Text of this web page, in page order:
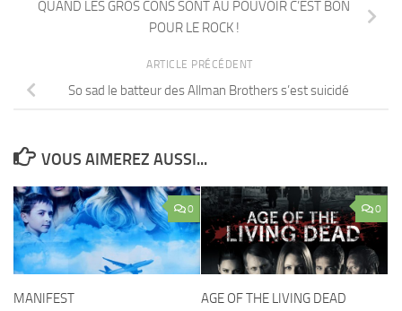
QUAND LES GROS CONS SONT AU POUVOIR C’EST BON
POUR LE ROCK !
ARTICLE PRÉCÉDENT
So sad le batteur des Allman Brothers s’est suicidé
VOUS AIMEREZ AUSSI...
0
MANIFEST
0
AGE OF THE LIVING DEAD